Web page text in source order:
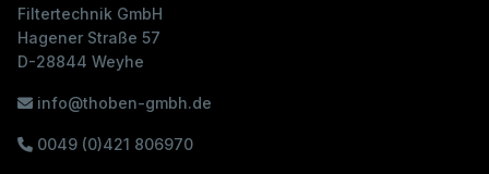
Filtertechnik GmbH
Hagener Straße 57
D-28844 Weyhe
info@thoben-gmbh.de
0049 (0)421 806970